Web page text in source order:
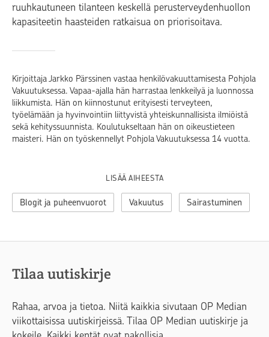
ruuhkautuneen tilanteen keskellä perusterveydenhuollon
kapasiteetin haasteiden ratkaisua on priorisoitava.
Kirjoittaja Jarkko Pärssinen vastaa henkilövakuuttamisesta Pohjola
Vakuutuksessa. Vapaa-ajalla hän harrastaa lenkkeilyä ja luonnossa
liikkumista. Hän on kiinnostunut erityisesti terveyteen,
työelämään ja hyvinvointiin liittyvistä yhteiskunnallisista ilmiöistä
sekä kehityssuunnista. Koulutukseltaan hän on oikeustieteen
maisteri. Hän on työskennellyt Pohjola Vakuutuksessa 14 vuotta.
LISÄÄ AIHEESTA
Blogit ja puheenvuorot Vakuutus Sairastuminen
Tilaa uutiskirje
Rahaa, arvoa ja tietoa. Niitä kaikkia sivutaan OP Median
viikottaisissa uutiskirjeissä. Tilaa OP Median uutiskirje ja